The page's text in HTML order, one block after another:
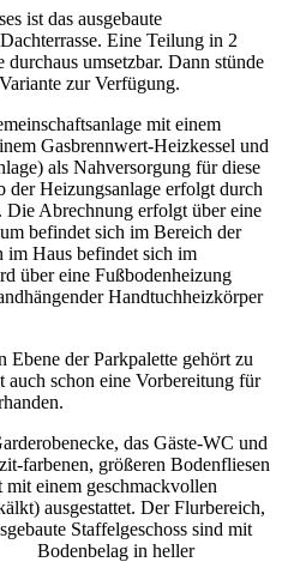
ist das ausgebaute
Eine Teilung in 2
umsetzbar. Dann stünde
zur Verfügung.
mit einem
Gasbrennwert-Heizkessel und
als Nahversorgung für diese
der Heizungsanlage erfolgt durch
Abrechnung erfolgt über eine
befindet sich im Bereich der
im Haus befindet sich im
über eine Fußbodenheizung
Handtuchheizkörper
der Parkpalette gehört zu
schon eine Vorbereitung für
das Gäste-WC und
farbenen, größeren Bodenfliesen
einem geschmackvollen
ausgestattet. Der Flurbereich,
Staffelgeschoss sind mit
in heller